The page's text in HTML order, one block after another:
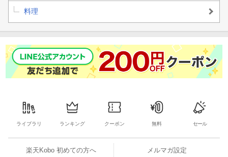
料理
ライブラリ ランキング クーポン 無料 セール
楽天Kobo 初めての方へ メルマガ設定